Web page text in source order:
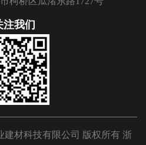
注我们
建材科技有限公司 版权所有 浙